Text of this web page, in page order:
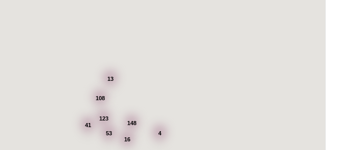
148
123
108
16
41
53
4
13